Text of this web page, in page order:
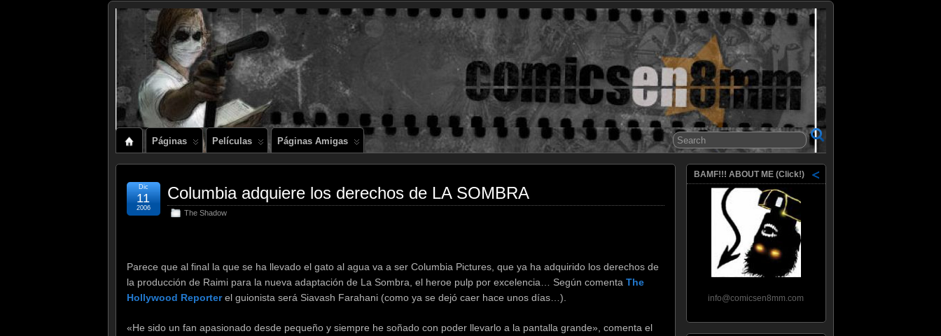
Comics en 8mm
Páginas Películas Páginas Amigas
Columbia adquiere los derechos de LA SOMBRA
The Shadow
Dic
11
2006
Parece que al final la que se ha llevado el gato al agua va a ser Columbia Pictures, que ya ha adquirido los derechos de
la producción de Raimi para la nueva adaptación de La Sombra, el heroe pulp por excelencia… Según comenta The
Hollywood Reporterel guionista será Siavash Farahani (como ya se dejó caer hace unos días…).
«He sido un fan apasionado desde pequeño y siempre he soñado con poder llevarlo a la pantalla grande», comenta el
BAMF!!! ABOUT ME (Click!)
info@comicsen8mm.com